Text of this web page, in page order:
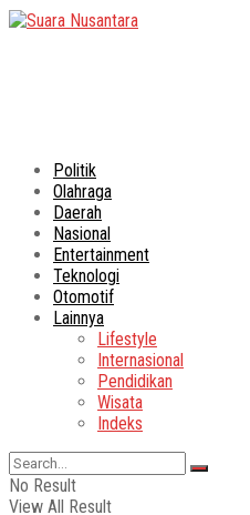
Politik
Olahraga
Daerah
Nasional
Entertainment
Teknologi
Otomotif
Lainnya
Lifestyle
Internasional
Pendidikan
Wisata
Indeks
No Result
View All Result